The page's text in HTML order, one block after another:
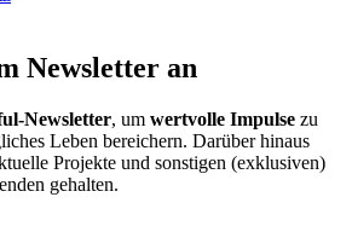
Newsletter an
Newsletter, um wertvolle Impulse zu
Leben bereichern. Darüber hinaus
Projekte und sonstigen (exklusiven)
gehalten.